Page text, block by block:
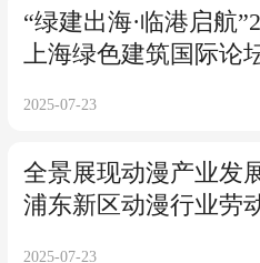
“绿建出海·临港启航
上海绿色建筑国际论
2025-07-23
全景展现动漫产业发
动漫行业劳动技能竞